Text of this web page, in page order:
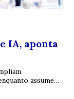
IA, aponta
assumem